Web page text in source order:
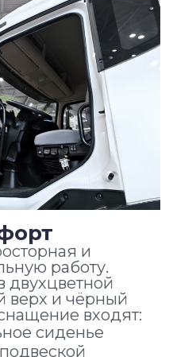
и
работу.
двухцветной
верх и чёрный
входят:
сиденье